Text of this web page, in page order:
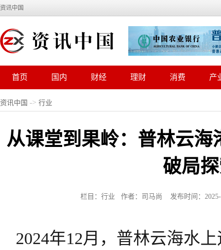
资讯中国
首页 国内 财经 理财 消费 产
资讯中国 -> 行业
从课堂到果岭：普林云
破局
栏目：行业 作者：司马尚 发布时间：
2024年12月，普林云海水